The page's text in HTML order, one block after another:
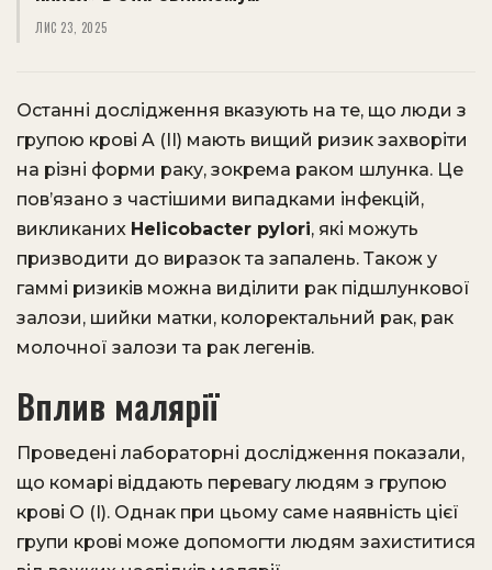
ЛИС 23, 2025
Останні дослідження вказують на те, що люди з
групою крові A (II) мають вищий ризик захворіти
на різні форми раку, зокрема раком шлунка. Це
пов’язано з частішими випадками інфекцій,
викликаних Helicobacter pylori, які можуть
призводити до виразок та запалень. Також у
гаммі ризиків можна виділити рак підшлункової
залози, шийки матки, колоректальний рак, рак
молочної залози та рак легенів.
Вплив малярії
Проведені лабораторні дослідження показали,
що комарі віддають перевагу людям з групою
крові O (I). Однак при цьому саме наявність цієї
групи крові може допомогти людям захиститися